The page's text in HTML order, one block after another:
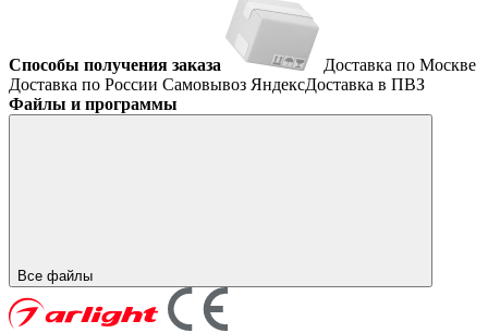
Способы получения заказа
Доставка по Москве
Доставка по России Самовывоз ЯндексДоставка в ПВЗ
Файлы и программы
Все файлы